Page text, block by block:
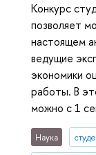
Конкурс
позволяет
настоящем
ведущие
экономики
работы. В
можно с 1
Наука